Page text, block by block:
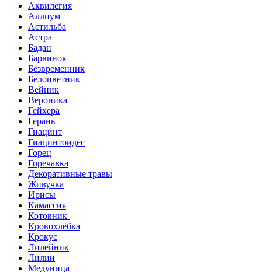
Аквилегия
Аллиум
Астильба
Астра
Бадан
Барвинок
Безвременник
Белоцветник
Вейник
Вероника
Гейхера
Герань
Гиацинт
Гиацинтоидес
Горец
Горечавка
Декоративные травы
Живучка
Ирисы
Камассия
Котовник
Кровохлёбка
Крокус
Лилейник
Лилии
Медуница